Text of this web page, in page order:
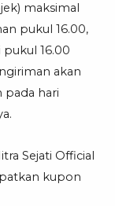
maksimal
pukul 16.00,
16.00
akan
pada hari
Sejati Official
kupon